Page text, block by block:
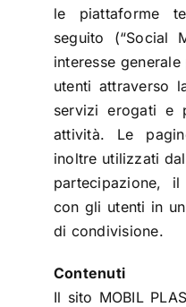
le piattaforme
seguito (“Social
interesse
utenti attraverso
servizi erogati e
attività. Le
inoltre utilizzati
partecipazione,
con gli utenti in
di condivisione.
Contenuti
Il sito MOBIL